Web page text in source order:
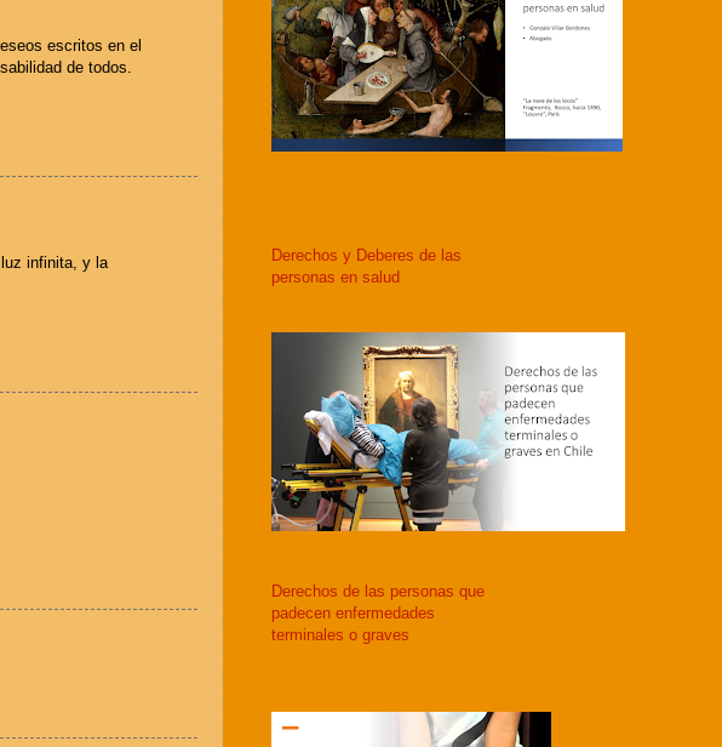
escritos en el
de todos.
infinita, y la
Derechos y Deberes de las
personas en salud
Derechos de las personas que
padecen enfermedades
terminales o graves